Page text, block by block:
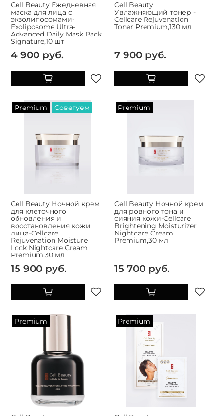
Cell Beauty Ежедневная
маска для лица с
экзолипосомами-
Exoliposome Ultra-
Advanced Daily Mask Pack
Signature,10 шт
4 900 руб.
Cell Beauty
Увлажняющий тонер -
Cellcare Rejuvenation
Toner Premium,130 мл
7 900 руб.
Premium Советуем
Cell Beauty Ночной крем
для клеточного
обновления и
восстановления кожи
лица-Cellcare
Rejuvenation Moisture
Lock Nightcare Cream
Premium,30 мл
15 900 руб.
Premium
Cell Beauty Ночной крем
для ровного тона и
сияния кожи-Cellcare
Brightening Moisturizer
Nightcare Cream
Premium,30 мл
15 700 руб.
Premium Premium